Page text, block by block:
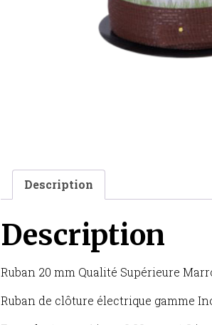
Description
Description
Ruban 20 mm Qualité Supérieure
Ruban de clôture électrique gamme